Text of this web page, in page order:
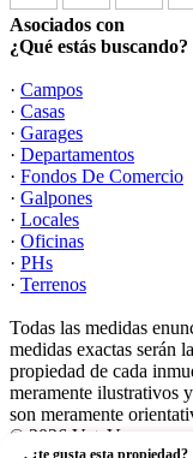
, ¿te gusta esta propiedad?
Asociados con
¿Qué estás buscando?
· Campos
· Casas
· Garages
· Departamentos
· Fondos De Comercio
· Galpones
· Locales
· Oficinas
· PHs
· Terrenos
Todas las medidas
medidas exactas serán
propiedad de cada
meramente ilustrativos
son meramente
© 2026 V + V.